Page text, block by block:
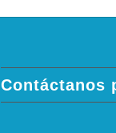
Contáctanos